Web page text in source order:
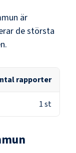
är
de största
rapporter
1st